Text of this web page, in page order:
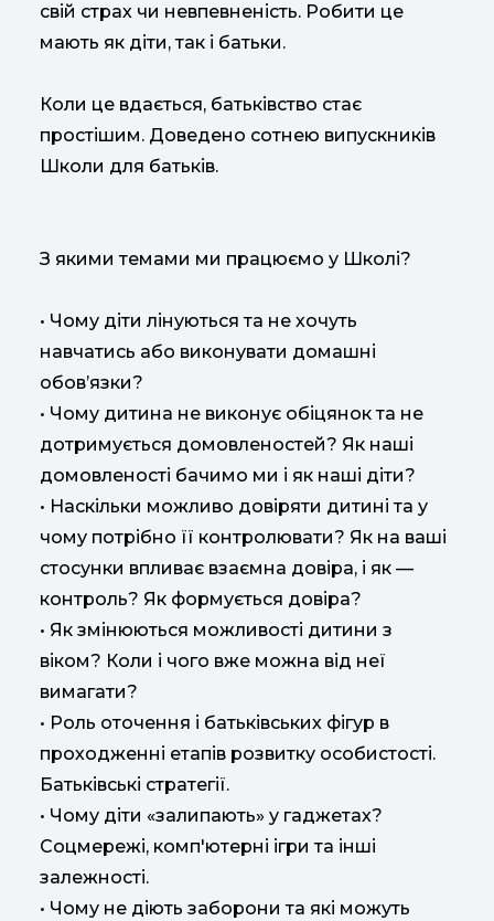
свій страх чи невпевненість. Робити це
мають як діти, так і батьки.
Коли це вдається, батьківство стає
простішим. Доведено сотнею випускників
Школи для батьків.
З якими темами ми працюємо у Школі?
• Чому діти лінуються та не хочуть
навчатись або виконувати домашні
обов’язки?
• Чому дитина не виконує обіцянок та не
дотримується домовленостей? Як наші
домовленості бачимо ми і як наші діти?
• Наскільки можливо довіряти дитині та у
чому потрібно її контролювати? Як на ваші
стосунки впливає взаємна довіра, і як —
контроль? Як формується довіра?
• Як змінюються можливості дитини з
віком? Коли і чого вже можна від неї
вимагати?
• Роль оточення і батьківських фігур в
проходженні етапів розвитку особистості.
Батьківські стратегії.
• Чому діти «залипають» у гаджетах?
Соцмережі, комп'ютерні ігри та інші
залежності.
• Чому не діють заборони та які можуть